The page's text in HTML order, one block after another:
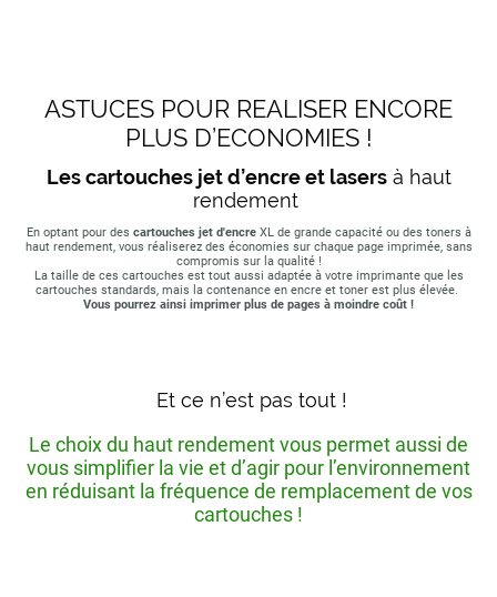
ASTUCES POUR REALISER ENCORE
PLUS D’ECONOMIES !
Les cartouches jet d’encre et lasersà haut
rendement
En optant pour des cartouches jet d'encreXL de grande capacité ou des toners à
haut rendement, vous réaliserez des économies sur chaque page imprimée, sans
compromis sur la qualité !
La taille de ces cartouches est tout aussi adaptée à votre imprimante que les
cartouches standards, mais la contenance en encre et toner est plus élevée.
Vous pourrez ainsi imprimer plus de pages à moindre coût !
Et ce n’est pas tout !
Le choix du haut rendement vous permet aussi de
vous simplifier la vie et d’agir pour l’environnement
en réduisant la fréquence de remplacement de vos
cartouches !